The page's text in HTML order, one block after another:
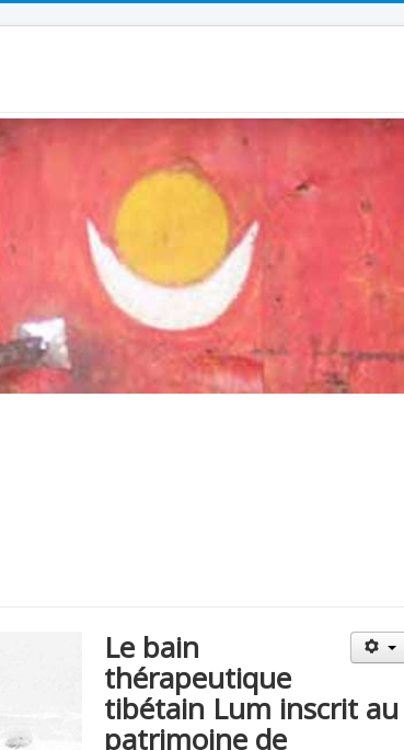
Le bain
thérapeutique
tibétain Lum inscrit au
patrimoine de